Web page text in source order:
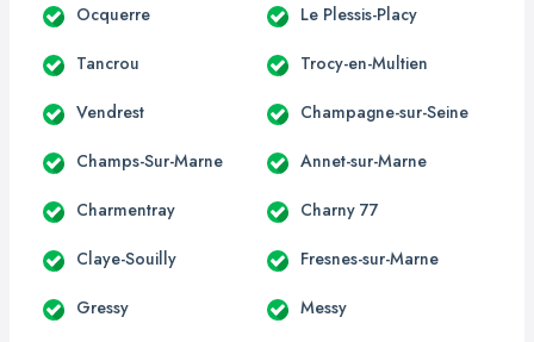
Ocquerre Le Plessis-Placy
Tancrou Trocy-en-Multien
Vendrest Champagne-sur-Seine
Champs-Sur-Marne Annet-sur-Marne
Charmentray Charny 77
Claye-Souilly Fresnes-sur-Marne
Gressy Messy